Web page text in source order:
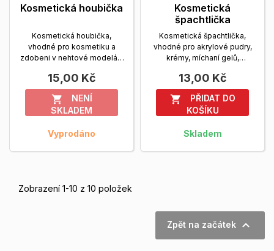
Kosmetická houbička
Kosmetická houbička,
vhodné pro kosmetiku a
zdobeni v nehtové modeláži
15,00 Kč

NENÍ
SKLADEM
Vyprodáno
Kosmetická
špachtlička
Kosmetická špachtlička,
vhodné pro akrylové pudry,
krémy, míchaní gelů,
Zobrazit více
13,00 Kč

PŘIDAT DO
KOŠÍKU
Skladem
Zobrazení 1-10 z 10 položek
Zpět na začátek 